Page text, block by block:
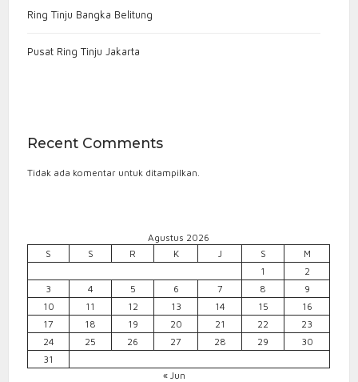
Ring Tinju Bangka Belitung
Pusat Ring Tinju Jakarta
Recent Comments
Tidak ada komentar untuk ditampilkan.
Agustus 2026
S
S R K J S
M
1
2
3
4 5 6 7 8
9
10
11 12 13 14 15
16
17
18 19 20 21 22
23
24
25 26 27 28 29
30
31
« Jun